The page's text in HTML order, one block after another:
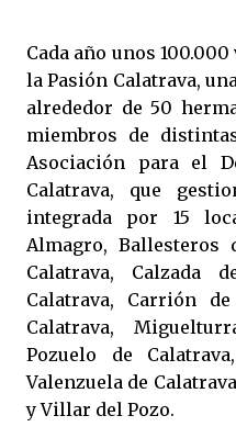
Cada año unos
la Pasión Calatrava,
alrededor de 50
miembros de
Asociación para el
Calatrava, que
integrada por 15
Almagro, Ballesteros
Calatrava, Calzada
Calatrava, Carrión
Calatrava,
Pozuelo de
Valenzuela de
y Villar del Pozo.